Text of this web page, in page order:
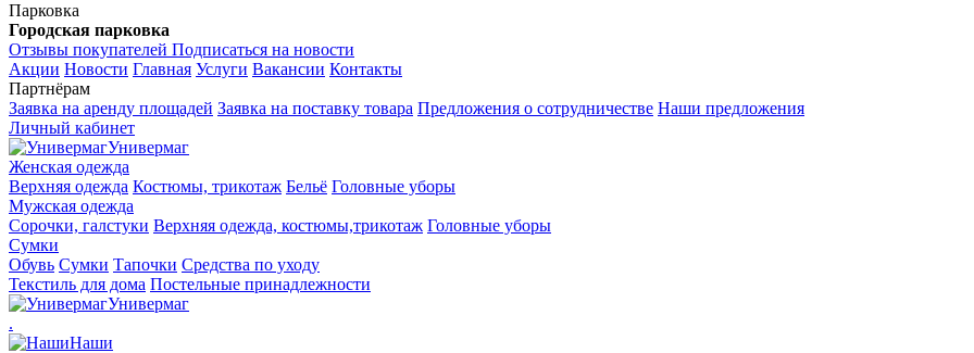
Парковка
Городская парковка
Отзывы покупателей Подписаться на новости
Акции Новости Главная Услуги Вакансии Контакты
Партнёрам
Заявка на аренду площадей Заявка на поставку товара Предложения о сотрудничестве Наши предложения
Личный кабинет
Универмаг
Женская одежда
Верхняя одежда Костюмы, трикотаж Бельё Головные уборы
Мужская одежда
Сорочки, галстуки Верхняя одежда, костюмы,трикотаж Головные уборы
Сумки
Обувь Сумки Тапочки Средства по уходу
Текстиль для дома Постельные принадлежности
Универмаг
.
Наши